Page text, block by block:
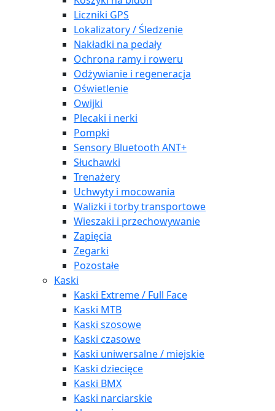
Liczniki GPS
Lokalizatory / Śledzenie
Nakładki na pedały
Ochrona ramy i roweru
Odżywianie i regeneracja
Oświetlenie
Owijki
Plecaki i nerki
Pompki
Sensory Bluetooth ANT+
Słuchawki
Trenażery
Uchwyty i mocowania
Walizki i torby transportowe
Wieszaki i przechowywanie
Zapięcia
Zegarki
Pozostałe
Kaski
Kaski Extreme / Full Face
Kaski MTB
Kaski szosowe
Kaski czasowe
Kaski uniwersalne / miejskie
Kaski dziecięce
Kaski BMX
Kaski narciarskie